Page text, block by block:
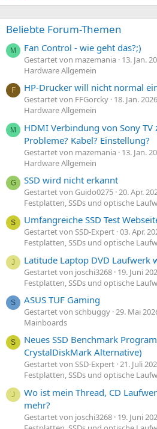
Beliebte Forum-Themen
M Fan Control - wie geht das?;)
Gestartet von mazemania 13. Jan.
Hardware Allgemein
F HP-Drucker will nicht normal
Gestartet von FFGorcky 18. Jan. 2026
Hardware Allgemein
M
HDMI Verbindung von Sony TV
Probleme? Kabel? Einstellung?
Gestartet von mazemania 13. Jan.
Hardware Allgemein
G SSD wird nicht erkannt
Gestartet von Guido0275 20. Apr.
Festplatten, SSDs und optische
S Umfangreiche SSD Test
Gestartet von SSD-Expert 03. Apr.
Festplatten, SSDs und optische
J Latitude Laptop DVD Laufwerk
Gestartet von joschi3268 19. Juni
Festplatten, SSDs und optische
S ASUS TUF Gaming
Gestartet von schbuggy 29. Mai
Mainboards
S
Neues SSD Benchmark
CrystalDiskMark Alternative)
Gestartet von SSD-Expert 21. Juli
Festplatten, SSDs und optische
J
Wo ist mein Thread, CD
mehr?
Gestartet von joschi3268 19. Juni